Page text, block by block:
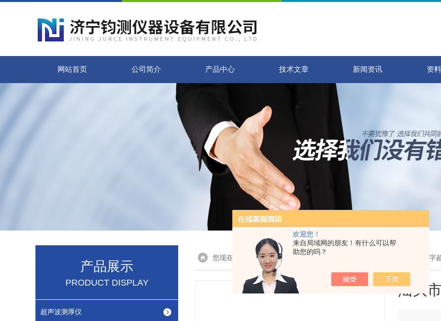
欢迎您！
来自局域网的朋友！有什么可以帮
助您的吗？
网站首页 公司简介 产品中心 技术文章 新闻资讯 资
产品展示
PRODUCT DISPLAY
超声波测厚仪
您现在的位置：首页> 产品展示 > > > CTS-30B汕头市数字
汕头